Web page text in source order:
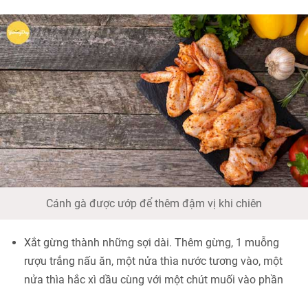
Cánh gà được ướp để thêm đậm vị khi chiên
Xắt gừng thành những sợi dài. Thêm gừng, 1 muỗng
rượu trắng nấu ăn, một nửa thìa nước tương vào, một
nửa thìa hắc xì dầu cùng với một chút muối vào phần